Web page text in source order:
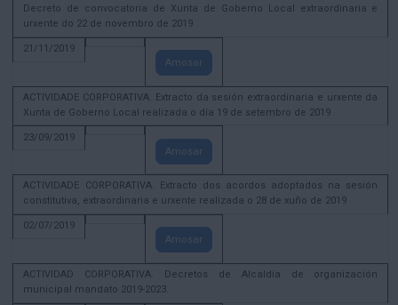
Decreto de convocatoria de Xunta de Goberno Local extraordinaria e
urxente do 22 de novembro de 2019
21/11/2019
Amosar
ACTIVIDADE CORPORATIVA. Extracto da sesión extraordinaria e urxente da
Xunta de Goberno Local realizada o día 19 de setembro de 2019
23/09/2019
Amosar
ACTIVIDADE CORPORATIVA. Extracto dos acordos adoptados na sesión
constitutiva, extraordinaria e urxente realizada o 28 de xuño de 2019
02/07/2019
Amosar
ACTIVIDAD CORPORATIVA. Decretos de Alcaldía de organización
municipal mandato 2019-2023.